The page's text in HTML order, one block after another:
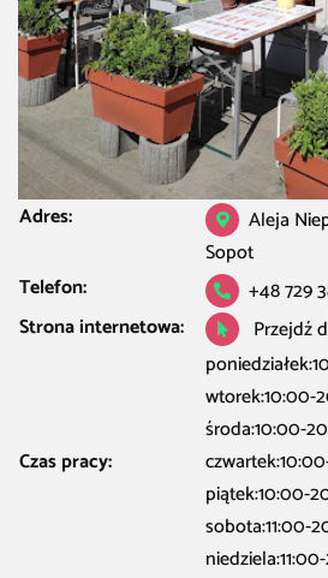
Adres:
Aleja
Sopot
Telefon:
+48 729
Strona internetowa:
Przejdź
Czas pracy:
wtorek:10:00-
środa:10:00-
piątek:10:00-
sobota:11:00-